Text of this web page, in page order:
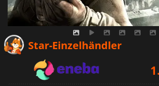
Star-Einzelhändler